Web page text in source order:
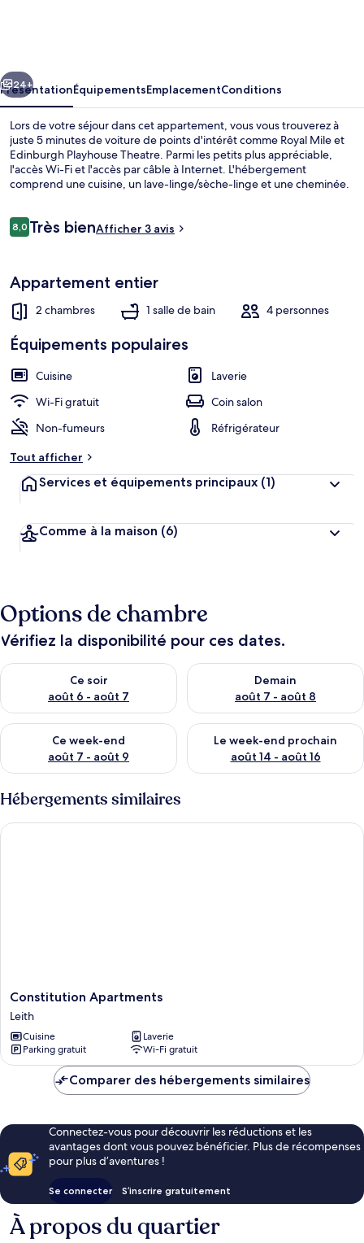
2
Bedroom
Apartment
Suivant
24+
PrésentationÉquipementsEmplacementConditions
Lors de votre séjour dans cet appartement, vous vous trouverez à
juste 5 minutes de voiture de points d'intérêt comme Royal Mile et
Edinburgh Playhouse Theatre. Parmi les petits plus appréciable,
l'accès Wi-Fi et l'accès par câble à Internet. L'hébergement
comprend une cuisine, un lave-linge/sèche-linge et une cheminée.
Avis
voyageurs
8,08,0 sur 10
Très bienAfficher 3 avis
Appartement entier
2 chambres 1 salle de bain 4 personnes
Équipements populaires
Cuisine
Laverie
Wi-Fi gratuit
Coin salon
Non-fumeurs
Réfrigérateur
Tout afficher
Services et équipements principaux (1)
Comme à la maison (6)
Options de chambre
Vérifiez la disponibilité pour ces dates.
Ce soir
août 6 - août 7
Vérifier la disponibilité pour ce soir août 6 - août 7
Demain
août 7 - août 8
Vérifier la disponibilité pour
Ce week-end
août 7 - août 9
Vérifier la disponibilité pour ce week-end août 7 - août 9
Le week-end prochain
août 14 - août 16
Vérifier la disponibilité pour
Hébergements similaires
Constitution
Apartments
Leith
Constitution Apartments
Leith
Cuisine
Laverie
Parking gratuit
Wi-Fi gratuit
Constitution Apartments
Comparer des hébergements similaires
Connectez-vous pour découvrir les réductions et les
avantages dont vous pouvez bénéficier. Plus de récompenses
pour plus d’aventures !
Se connecter S’inscrire gratuitement
À propos du quartier